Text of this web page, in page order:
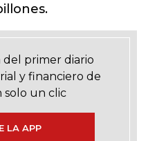
del primer diario
y financiero de
solo un clic
LA APP